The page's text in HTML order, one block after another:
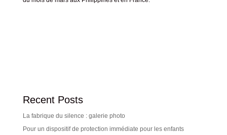
Recent Posts
La fabrique du silence : galerie photo
Pour un dispositif de protection immédiate pour les enfants